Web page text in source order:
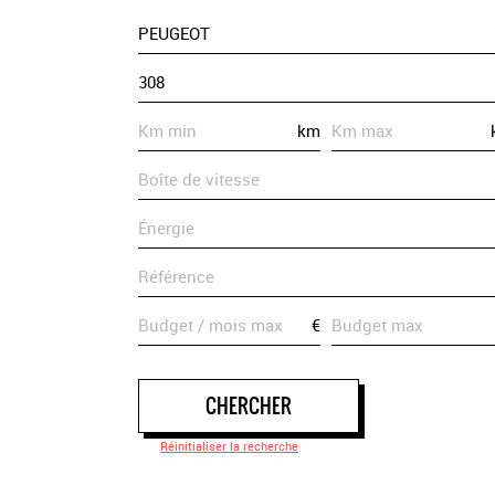
PEUGEOT
308
km
Boîte de vitesse
Énergie
€
CHERCHER
Réinitialiser la recherche